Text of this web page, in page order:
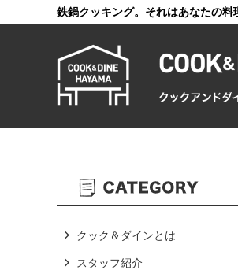
鉄鍋クッキング。それはあなたの料
クック＆ダインとは
スタッフ紹介